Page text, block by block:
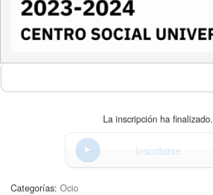
La inscripción ha finalizado.
Inscribirse
Categorías: Ocio